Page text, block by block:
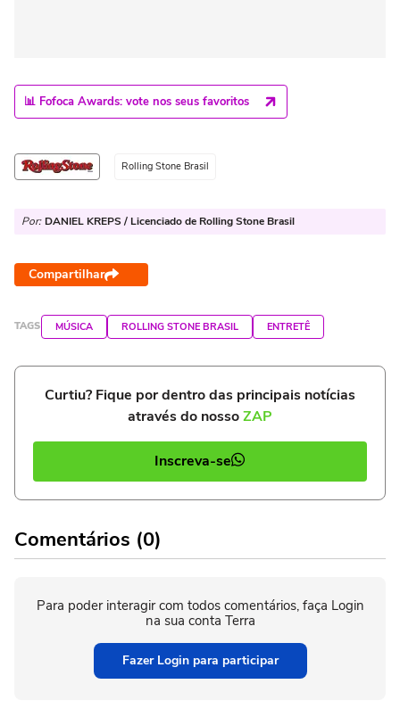
📊 Fofoca Awards: vote nos seus favoritos
Rolling Stone Brasil
Por: DANIEL KREPS / Licenciado de Rolling Stone Brasil
Compartilhar
TAGS MÚSICA ROLLING STONE BRASIL ENTRETÊ
Curtiu? Fique por dentro das principais notícias
através do nossoZAP
Inscreva-se
Comentários (0)
Para poder interagir com todos comentários, faça Login
na sua conta Terra
Fazer Login para participar